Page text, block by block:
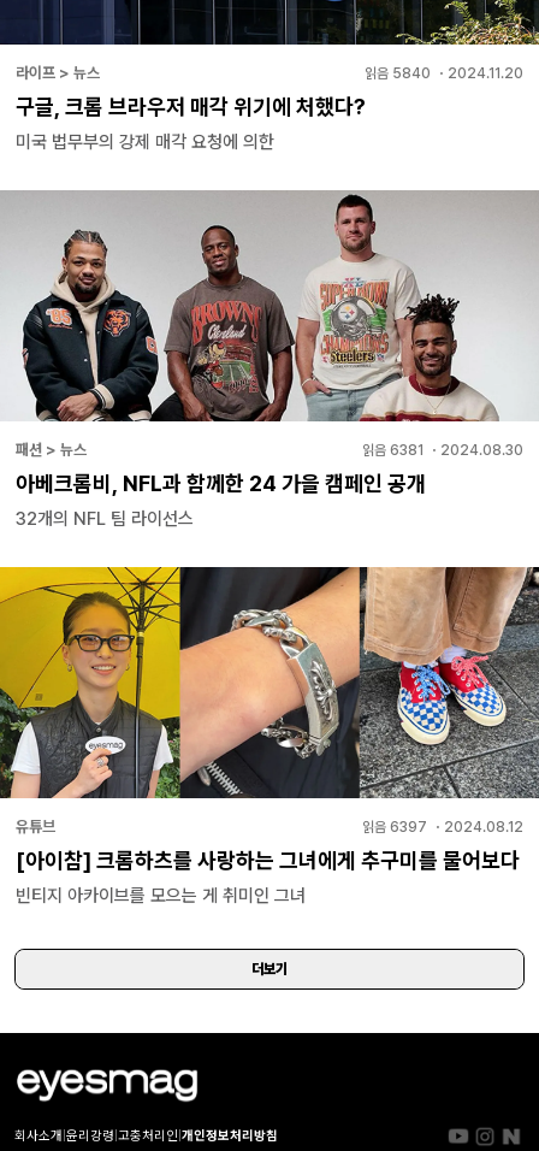
라이프 > 뉴스 읽음 5840 ・ 2024.11.20
구글, 크롬 브라우저 매각 위기에 처했다?
미국 법무부의 강제 매각 요청에 의한
패션 > 뉴스 읽음 6381 ・ 2024.08.30
아베크롬비, NFL과 함께한 24 가을 캠페인 공개
32개의 NFL 팀 라이선스
유튜브 읽음 6397 ・ 2024.08.12
[아이참] 크롬하츠를 사랑하는 그녀에게 추구미를 물어보다
빈티지 아카이브를 모으는 게 취미인 그녀
더보기
회사소개 윤리강령 고충처리인 개인정보처리방침